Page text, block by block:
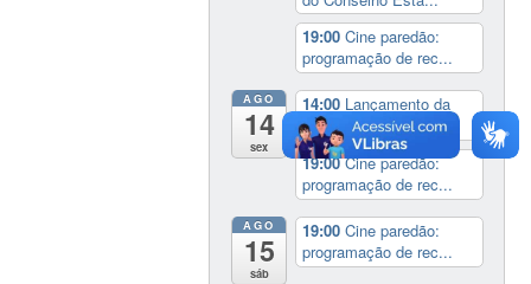
19:00Cine paredão:
programação de rec...
AGO
14
sex
14:00 Lançamento da
cinebiografia de D...
19:00Cine paredão:
programação de rec...
AGO
15
sáb
19:00Cine paredão:
programação de rec...